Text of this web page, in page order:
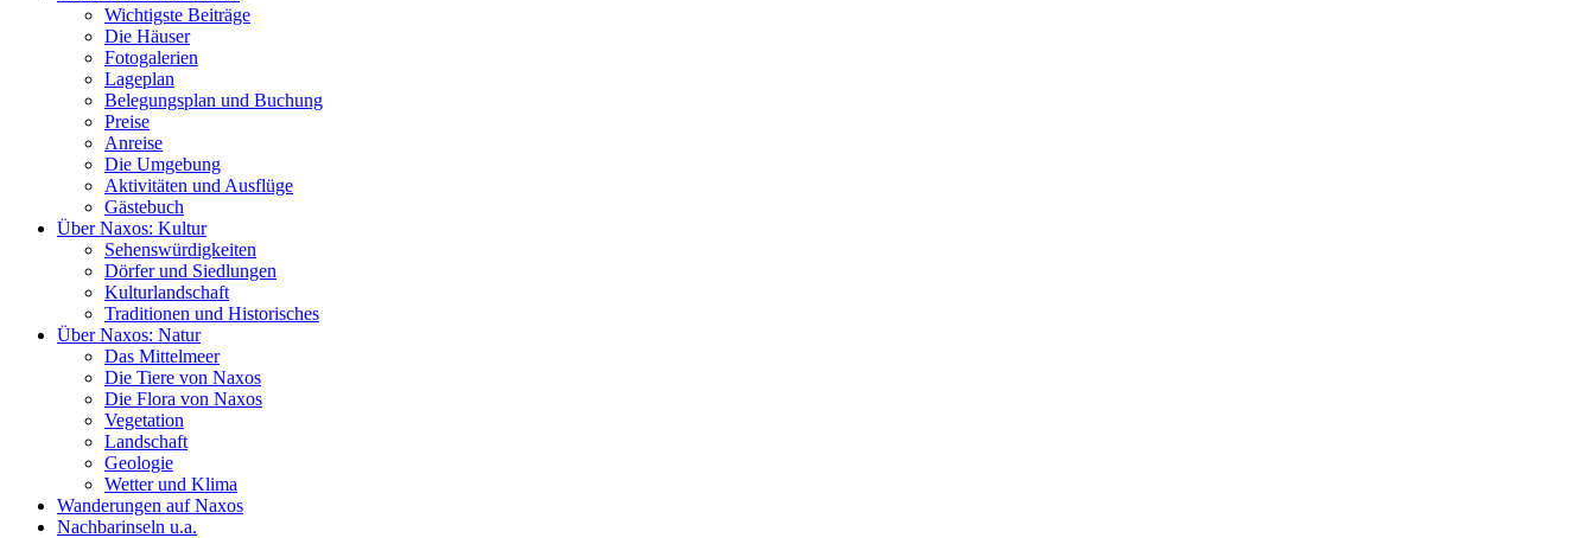
Wichtigste Beiträge
Die Häuser
Fotogalerien
Lageplan
Belegungsplan und Buchung
Preise
Anreise
Die Umgebung
Aktivitäten und Ausflüge
Gästebuch
Über Naxos: Kultur
Sehenswürdigkeiten
Dörfer und Siedlungen
Kulturlandschaft
Traditionen und Historisches
Über Naxos: Natur
Das Mittelmeer
Die Tiere von Naxos
Die Flora von Naxos
Vegetation
Landschaft
Geologie
Wetter und Klima
Wanderungen auf Naxos
Nachbarinseln u.a.